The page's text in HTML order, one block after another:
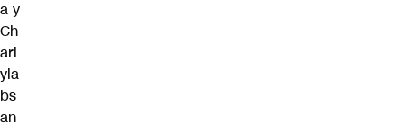
a y
Ch
arl
yla
bs
an